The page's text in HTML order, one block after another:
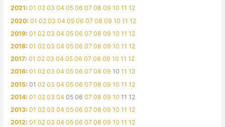
2021:01 02 03 04 05 06 07 08 09 10 11 12
2020:01 02 03 04 05 06 07 08 09 10 11 12
2019:01 02 03 04 05 06 07 08 09 10 11 12
2018:01 02 03 04 05 06 07 08 09 10 11 12
2017:01 02 03 04 05 06 07 08 09 10 11 12
2016:01 02 03 04 05 06 07 08 09 10 11 12
2015:01 02 03 04 05 06 07 08 09 10 11 12
2014:01 02 03 04 05 06 07 08 09 10 11 12
2013:01 02 03 04 05 06 07 08 09 10 11 12
2012:01 02 03 04 05 06 07 08 09 10 11 12